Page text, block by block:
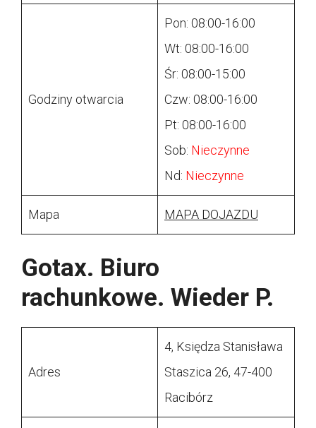
Godziny otwarcia
Pon: 08:00-16:00
Wt: 08:00-16:00
Śr: 08:00-15:00
Czw: 08:00-16:00
Pt: 08:00-16:00
Sob: Nieczynne
Nd: Nieczynne
Mapa MAPA DOJAZDU
Gotax. Biuro
rachunkowe. Wieder P.
Adres
4, Księdza Stanisława
Staszica 26, 47-400
Racibórz